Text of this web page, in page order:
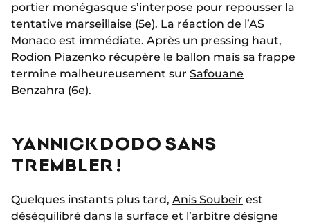
portier monégasque s’interpose pour repousser la
tentative marseillaise (5e). La réaction de l’AS
Monaco est immédiate. Après un pressing haut,
Rodion Piazenko récupère le ballon mais sa frappe
termine malheureusement sur Safouane
Benzahra (6e).
YANNICK DODO SANS
TREMBLER !
Quelques instants plus tard, Anis Soubeir est
déséquilibré dans la surface et l’arbitre désigne